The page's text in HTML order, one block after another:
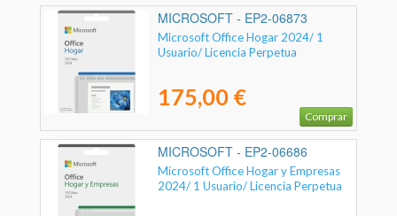
MICROSOFT - EP2-06873
Microsoft Office Hogar 2024/ 1
Usuario/ Licencia Perpetua
175,00 €
Comprar
MICROSOFT - EP2-06686
Microsoft Office Hogar y Empresas
2024/ 1 Usuario/ Licencia Perpetua